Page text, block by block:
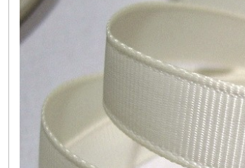
(1)
(137)
Largeur
19
mm